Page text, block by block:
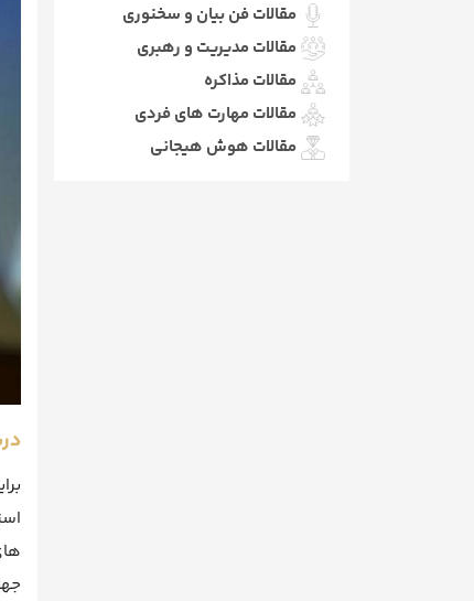
جهان
مقالات فن بیان و سخنوری
مقالات مدیریت و رهبری
مقالات مذاکره
مقالات مهارت های فردی
مقالات هوش هیجانی